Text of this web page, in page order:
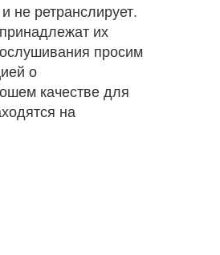
не ретранслирует.
их
просим
о
качестве для
на